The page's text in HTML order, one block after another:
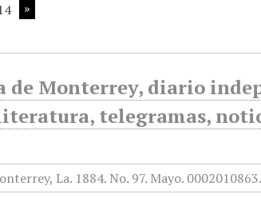
de Monterrey, diario
telegramas,